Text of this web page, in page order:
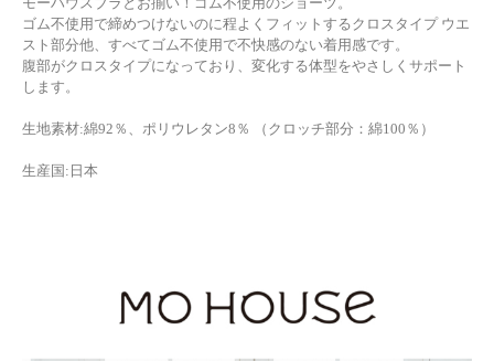
モーハウスブラとお揃い！ゴム不使用のショーツ。
ゴム不使用で締めつけないのに程よくフィットするクロスタイプ ウエ
スト部分他、すべてゴム不使用で不快感のない着用感です。
腹部がクロスタイプになっており、変化する体型をやさしくサポート
します。
生地素材:綿92％、ポリウレタン8％ （クロッチ部分：綿100％）
生産国:日本